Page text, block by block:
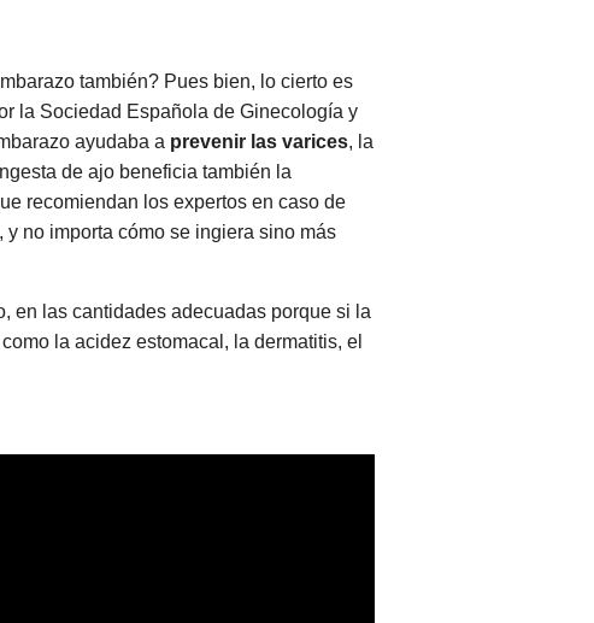
también? Pues bien, lo cierto es
la Sociedad Española de Ginecología y
ayudaba a prevenir las varices, la
de ajo beneficia también la
recomiendan los expertos en caso de
no importa cómo se ingiera sino más
en las cantidades adecuadas porque si la
la acidez estomacal, la dermatitis, el